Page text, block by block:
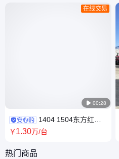
 00:28
在线交易
1404 1504东方红拖
拉机 原厂动力省油耐用拖 拉机
￥1.30万/台
热门商品